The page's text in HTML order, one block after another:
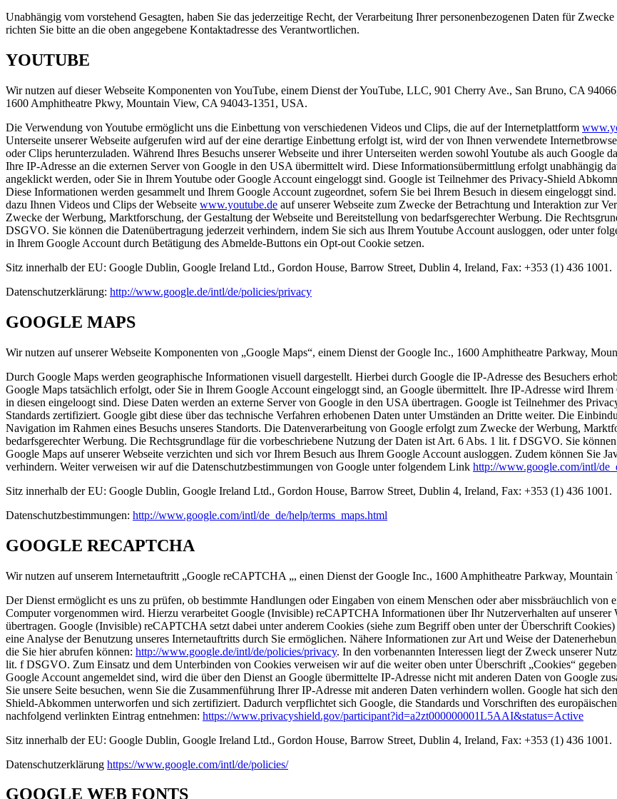
Unabhängig vom vorstehend Gesagten, haben Sie das jederzeitige Recht, der Verarbeitung Ihrer personenbezogenen Daten für
richten Sie bitte an die oben angegebene Kontaktadresse des Verantwortlichen.
YOUTUBE
Wir nutzen auf dieser Webseite Komponenten von YouTube, einem Dienst der YouTube, LLC, 901 Cherry Ave., San Bruno, CA
1600 Amphitheatre Pkwy, Mountain View, CA 94043-1351, USA.
Die Verwendung von Youtube ermöglicht uns die Einbettung von verschiedenen Videos und Clips, die auf der Internetplattform
Unterseite unserer Webseite aufgerufen wird auf der eine derartige Einbettung erfolgt ist, wird der von Ihnen verwendete
oder Clips herunterzuladen. Während Ihres Besuchs unserer Webseite und ihrer Unterseiten werden sowohl Youtube als auch Google
Ihre IP-Adresse an die externen Server von Google in den USA übermittelt wird. Diese Informationsübermittlung erfolgt unabhängig
angeklickt werden, oder Sie in Ihrem Youtube oder Google Account eingeloggt sind. Google ist Teilnehmer des Privacy-Shield
Diese Informationen werden gesammelt und Ihrem Google Account zugeordnet, sofern Sie bei Ihrem Besuch in diesem eingeloggt
dazu Ihnen Videos und Clips der Webseite www.youtube.de auf unserer Webseite zum Zwecke der Betrachtung und Interaktion zur
Zwecke der Werbung, Marktforschung, der Gestaltung der Webseite und Bereitstellung von bedarfsgerechter Werbung. Die
DSGVO. Sie können die Datenübertragung jederzeit verhindern, indem Sie sich aus Ihrem Youtube Account ausloggen, oder unter
in Ihrem Google Account durch Betätigung des Abmelde-Buttons ein Opt-out Cookie setzen.
Sitz innerhalb der EU: Google Dublin, Google Ireland Ltd., Gordon House, Barrow Street, Dublin 4, Ireland, Fax: +353 (1) 436 1001.
Datenschutzerklärung: http://www.google.de/intl/de/policies/privacy
GOOGLE MAPS
Wir nutzen auf unserer Webseite Komponenten von „Google Maps“, einem Dienst der Google Inc., 1600 Amphitheatre Parkway,
Durch Google Maps werden geographische Informationen visuell dargestellt. Hierbei durch Google die IP-Adresse des Besuchers
Google Maps tatsächlich erfolgt, oder Sie in Ihrem Google Account eingeloggt sind, an Google übermittelt. Ihre IP-Adresse wird
in diesen eingeloogt sind. Diese Daten werden an externe Server von Google in den USA übertragen. Google ist Teilnehmer des
Standards zertifiziert. Google gibt diese über das technische Verfahren erhobenen Daten unter Umständen an Dritte weiter. Die
Navigation im Rahmen eines Besuchs unseres Standorts. Die Datenverarbeitung von Google erfolgt zum Zwecke der Werbung,
bedarfsgerechter Werbung. Die Rechtsgrundlage für die vorbeschriebene Nutzung der Daten ist Art. 6 Abs. 1 lit. f DSGVO. Sie
Google Maps auf unserer Webseite verzichten und sich vor Ihrem Besuch aus Ihrem Google Account ausloggen. Zudem können Sie
verhindern. Weiter verweisen wir auf die Datenschutzbestimmungen von Google unter folgendem Link http://www.google.com/intl/
Sitz innerhalb der EU: Google Dublin, Google Ireland Ltd., Gordon House, Barrow Street, Dublin 4, Ireland, Fax: +353 (1) 436 1001.
Datenschutzbestimmungen: http://www.google.com/intl/de_de/help/terms_maps.html
GOOGLE RECAPTCHA
Wir nutzen auf unserem Internetauftritt „Google reCAPTCHA „, einen Dienst der Google Inc., 1600 Amphitheatre Parkway,
Der Dienst ermöglicht es uns zu prüfen, ob bestimmte Handlungen oder Eingaben von einem Menschen oder aber missbräuchlich von
Computer vorgenommen wird. Hierzu verarbeitet Google (Invisible) reCAPTCHA Informationen über Ihr Nutzerverhalten auf
übertragen. Google (Invisible) reCAPTCHA setzt dabei unter anderem Cookies (siehe zum Begriff oben unter der Überschrift
eine Analyse der Benutzung unseres Internetauftritts durch Sie ermöglichen. Nähere Informationen zur Art und Weise der
die Sie hier abrufen können: http://www.google.de/intl/de/policies/privacy. In den vorbenannten Interessen liegt der Zweck unserer
lit. f DSGVO. Zum Einsatz und dem Unterbinden von Cookies verweisen wir auf die weiter oben unter Überschrift „Cookies“
Google Account angemeldet sind, wird die über den Dienst an Google übermittelte IP-Adresse nicht mit anderen Daten von Google
Sie unsere Seite besuchen, wenn Sie die Zusammenführung Ihrer IP-Adresse mit anderen Daten verhindern wollen. Google hat sich
Shield-Abkommen unterworfen und sich zertifiziert. Dadurch verpflichtet sich Google, die Standards und Vorschriften des
nachfolgend verlinkten Eintrag entnehmen: https://www.privacyshield.gov/participant?id=a2zt000000001L5AAI&status=Active
Sitz innerhalb der EU: Google Dublin, Google Ireland Ltd., Gordon House, Barrow Street, Dublin 4, Ireland, Fax: +353 (1) 436 1001.
Datenschutzerklärung https://www.google.com/intl/de/policies/
GOOGLE WEB FONTS